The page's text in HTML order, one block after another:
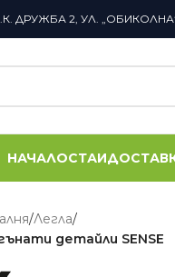
ДРУЖБА 2, УЛ.
НАЧАЛОСТАИ
/Легла/
детайли SENSE